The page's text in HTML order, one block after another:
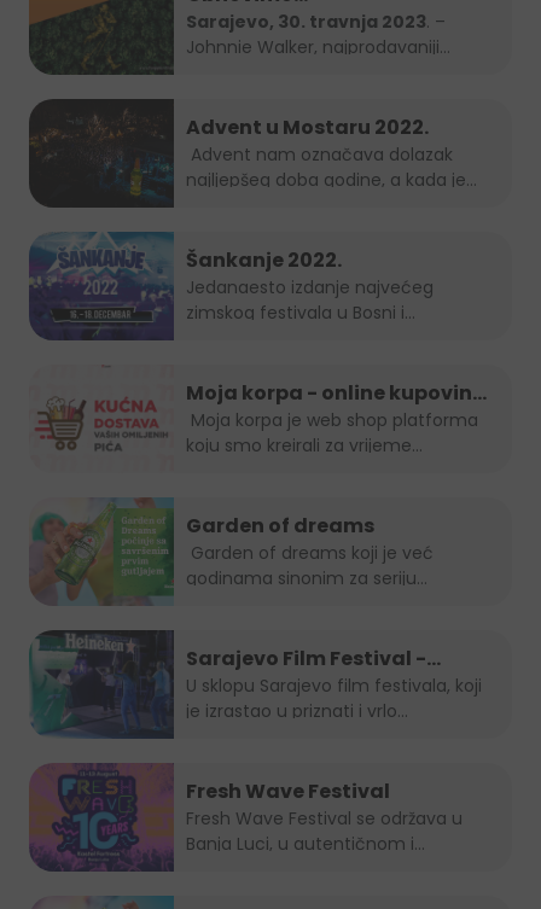
bosanskohercegovačke šume
zajedno – Keep Planting
Sarajevo, 30. travnja 2023. –
Johnnie Walker, najprodavaniji
Advent u Mostaru 2022.
najljepšeg doba godine, a kada je
Šankanje 2022.
Jedanaesto izdanje najvećeg
zimskog festivala u Bosni i
Moja korpa - online kupovina
je uvijek in!
koju smo kreirali za vrijeme...
Garden of dreams
godinama sinonim za seriju
Sarajevo Film Festival -
Summer Lounge
U sklopu Sarajevo film festivala, koji
je izrastao u priznati i vrlo...
Fresh Wave Festival
Fresh Wave Festival se održava u
Banja Luci, u autentičnom i...